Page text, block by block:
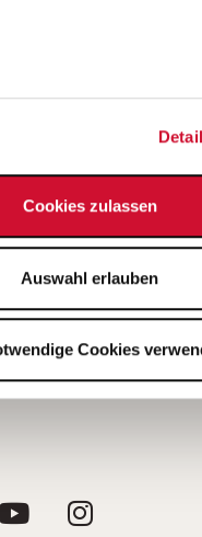
Cookies zulassen
Auswahl erlauben
Cookies
Bundesland